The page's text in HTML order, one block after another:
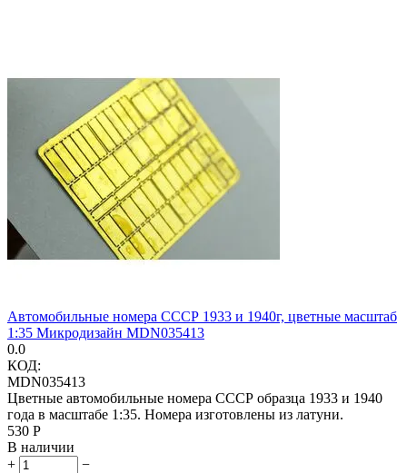
Автомобильные номера СССР 1933 и 1940г, цветные масштаб
1:35 Микродизайн MDN035413
0.0
КОД:
MDN035413
Цветные автомобильные номера СССР образца 1933 и 1940
года в масштабе 1:35. Номера изготовлены из латуни.
‍530‍ Р
В наличии
+
−